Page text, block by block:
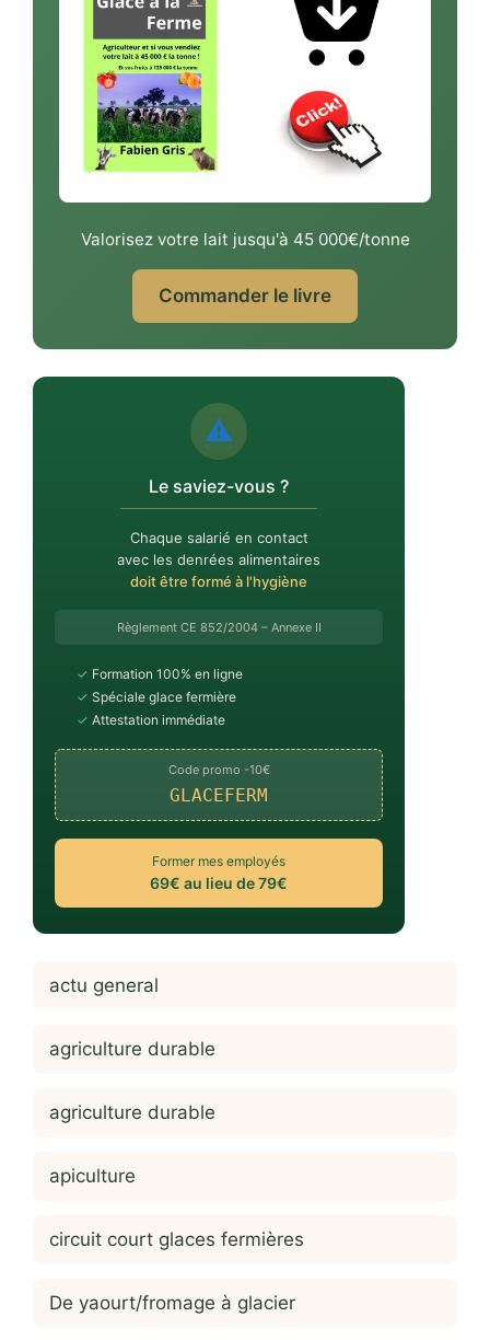
Valorisez votre lait jusqu'à 45 000€/tonne
Commander le livre
⚠️
Le saviez-vous ?
Chaque salarié en contact
avec les denrées alimentaires
doit être formé à l'hygiène
Règlement CE 852/2004 – Annexe II
✓ Formation 100% en ligne
✓ Spéciale glace fermière
✓ Attestation immédiate
Code promo -10€
GLACEFERM
Former mes employés
69€ au lieu de 79€
actu general
agriculture durable
agriculture durable
apiculture
circuit court glaces fermières
De yaourt/fromage à glacier